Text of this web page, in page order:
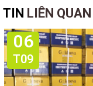
TIN LIÊN QUAN
06
T09